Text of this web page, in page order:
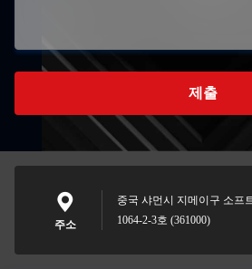
제출
주소
중국 샤먼시 지메이구 소프
1064-2-3호 (361000)